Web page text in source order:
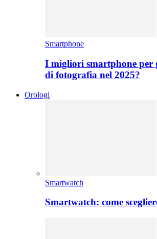
Smartphone
I migliori smartphone per
di fotografia nel 2025?
Orologi
Smartwatch
Smartwatch: come